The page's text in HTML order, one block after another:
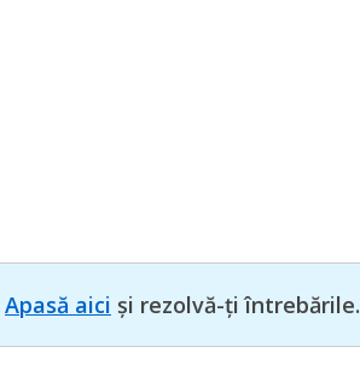
Apasă aici și rezolvă-ți întrebările.